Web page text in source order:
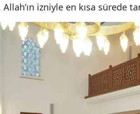
Allah’ın izniyle en kısa sürede